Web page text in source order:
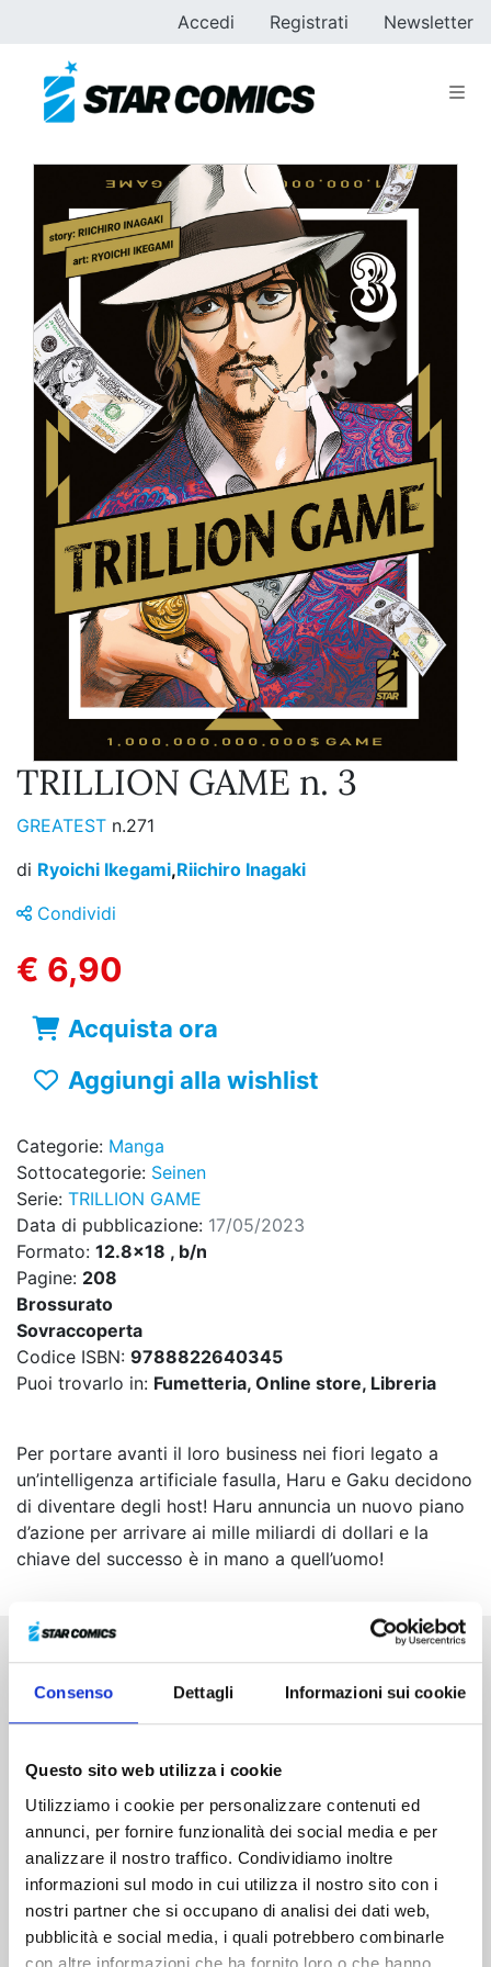
Consenso Dettagli Informazioni sui cookie
Questo sito web utilizza i cookie
Utilizziamo i cookie per personalizzare contenuti ed
annunci, per fornire funzionalità dei social media e per
analizzare il nostro traffico. Condividiamo inoltre
informazioni sul modo in cui utilizza il nostro sito con i
nostri partner che si occupano di analisi dei dati web,
pubblicità e social media, i quali potrebbero combinarle
con altre informazioni che ha fornito loro o che hanno
Accedi Registrati Newsletter
TRILLION GAME n. 3
GREATEST n.271
di Ryoichi Ikegami,Riichiro Inagaki
Condividi
€ 6,90
Acquista ora
Aggiungi alla wishlist
Categorie: Manga
Sottocategorie: Seinen
Serie: TRILLION GAME
Data di pubblicazione: 17/05/2023
Formato: 12.8x18 , b/n
Pagine: 208
Brossurato
Sovraccoperta
Codice ISBN: 9788822640345
Puoi trovarlo in: Fumetteria, Online store, Libreria
Per portare avanti il loro business nei fiori legato a
un’intelligenza artificiale fasulla, Haru e Gaku decidono
di diventare degli host! Haru annuncia un nuovo piano
d’azione per arrivare ai mille miliardi di dollari e la
chiave del successo è in mano a quell’uomo!
Altri volumi della serie